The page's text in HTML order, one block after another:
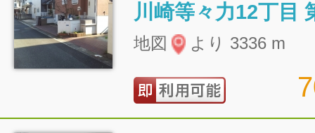
川崎等々力12丁目
地図 より 3336 m